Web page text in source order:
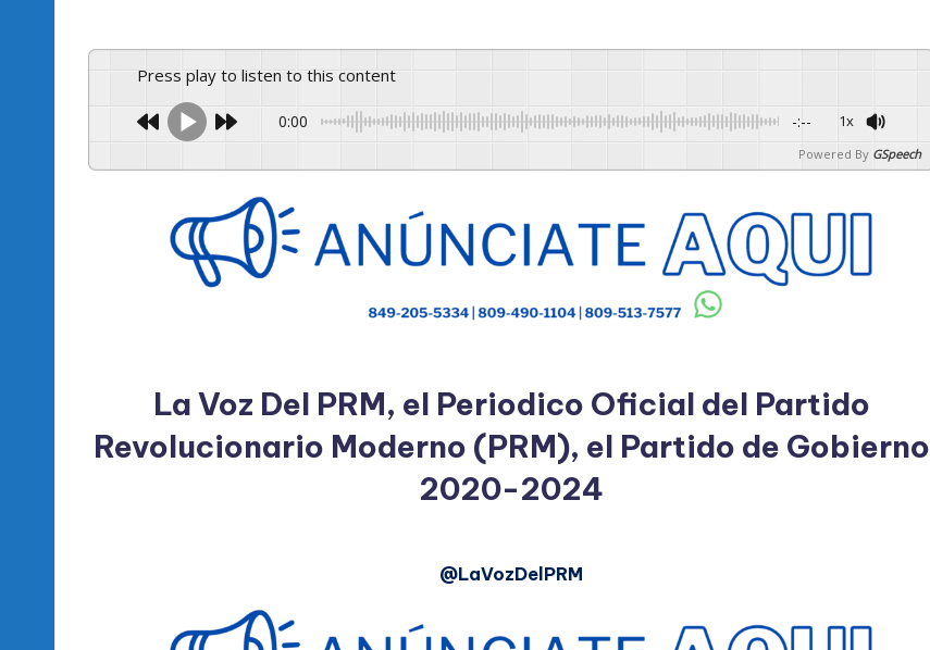
Press play to listen to this content
0:00 -:-- 1x
Powered By GSpeech
La Voz Del PRM, el Periodico Oficial del Partido
Revolucionario Moderno (PRM), el Partido de Gobierno
2020-2024
@LaVozDelPRM